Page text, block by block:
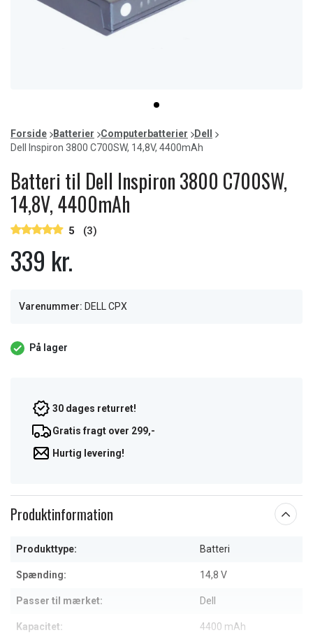
item
0
of
1
Forside Batterier Computerbatterier
Dell
Dell Inspiron 3800 C700SW, 14,8V, 4400mAh
Batteri til Dell Inspiron 3800 C700SW,
14,8V, 4400mAh
5 (3)
339 kr.
Varenummer: DELL CPX
På lager
30 dages returret!
Gratis fragt over 299,-
Hurtig levering!
Produktinformation
Produkttype: Batteri
Spænding: 14,8 V
Passer til mærket: Dell
Kapacitet: 4400 mAh